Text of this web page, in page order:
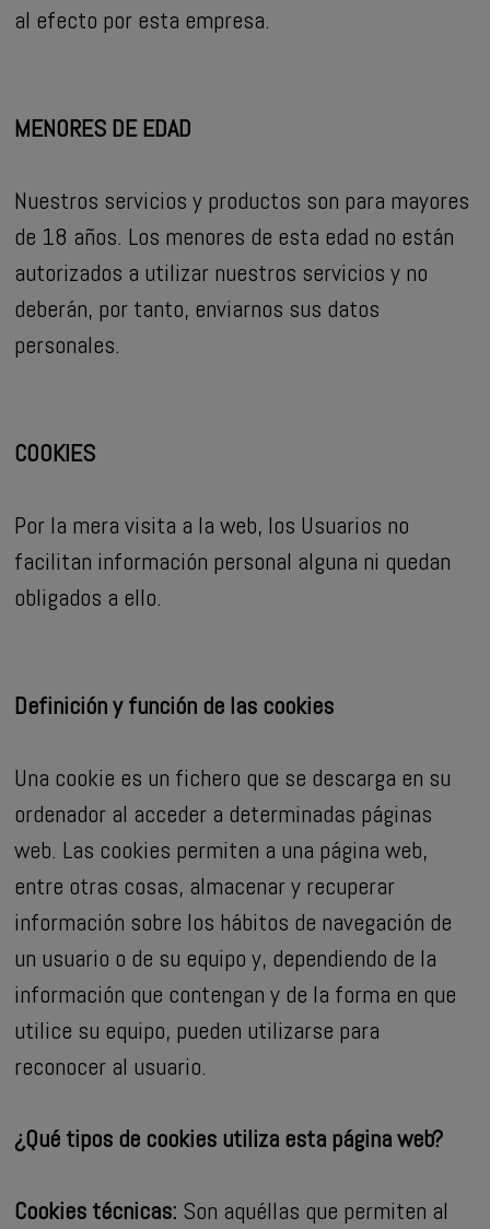
al efecto por esta empresa.
MENORES DE EDAD
Nuestros servicios y productos son para mayores
de 18 años. Los menores de esta edad no están
autorizados a utilizar nuestros servicios y no
deberán, por tanto, enviarnos sus datos
personales.
COOKIES
Por la mera visita a la web, los Usuarios no
facilitan información personal alguna ni quedan
obligados a ello.
Definición y función de las cookies
Una cookie es un fichero que se descarga en su
ordenador al acceder a determinadas páginas
web. Las cookies permiten a una página web,
entre otras cosas, almacenar y recuperar
información sobre los hábitos de navegación de
un usuario o de su equipo y, dependiendo de la
información que contengan y de la forma en que
utilice su equipo, pueden utilizarse para
reconocer al usuario.
¿Qué tipos de cookies utiliza esta página web?
Cookies técnicas: Son aquéllas que permiten al